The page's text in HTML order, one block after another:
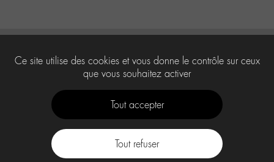
Ce site utilise des cookies et vous donne le contrôle sur ceux
que vous souhaitez activer
Tout accepter
Tout refuser